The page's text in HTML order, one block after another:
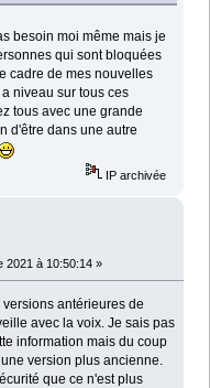
besoin moi même mais je
qui sont bloquées
cadre de mes nouvelles
niveau sur tous ces
tous avec une grande
d'être dans une autre
IP archivée
2021 à 10:50:14 »
antérieures de
avec la voix. Je sais pas
information mais du coup
version plus ancienne.
que ce n'est plus